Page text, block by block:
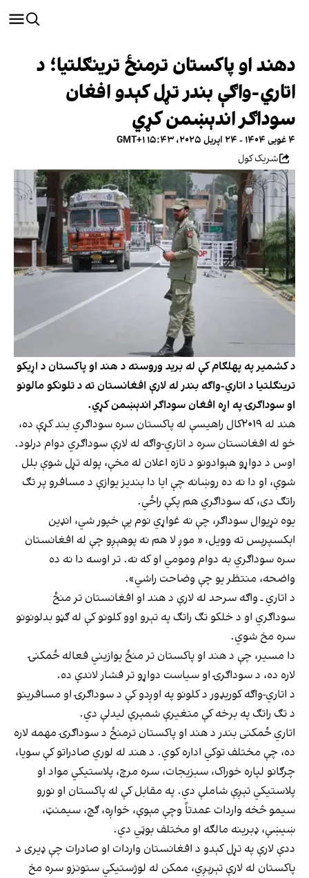
دهند او پاکستان ترمنځ ترینګلتیا؛ د
اتاري-واګې بندر تړل کېدو افغان
سوداګر اندېښمن کړي
۴ غویی ۱۴۰۴ - ۲۴ اپریل ۲۰۲۵، ۱۵:۴۳ GMT+۱
شریک کول
د کشمیر په پهلګام کې له برید وروسته د هند او پاکستان د اړیکو
ترینګلتیا د اتاري-واګه بندر له لارې افغانستان ته د تلونکو مالونو
او سوداګرۍ په اړه افغان سوداګر اندېښمن کړي.
هند له ۲۰۱۹کال راهیسې له پاکستان سره سوداګري بند کړې ده،
خو له افغانستان سره د اتاري-واګه له لارې سوداګري دوام درلود.
اوس د دواړو هېوادونو د تازه اعلان له مخې، پوله تړل شوې بلل
شوې، او دا نه ده روښانه چې ایا دا بندیز یوازې د مسافرو پر تګ
راتګ دی، که سوداګري هم پکې راځي.
یوه نړیوال سوداګر، چې نه غواړي نوم یې خپور شي، انډین
اېکسپرېس ته وویل، « موږ لا هم نه پوهېږو چې له افغانستان
سره سوداګري به دوام ومومي او که نه. تر اوسه دا نه ده
واضحه، منتظر یو چې وضاحت راشي».
د اتاري ـ واګه سرحد له لارې د هند او افغانستان تر منځ
سوداګري او د خلکو تګ راتګ په تېرو اوو کلونو کې له ګڼو بدلونونو
سره مخ شوي.
دا مسیر، چې د هند او پاکستان تر منځ یوازیني فعاله ځمکنۍ
لاره ده، د سوداګرۍ او سیاست دواړو تر فشار لاندې ده.
د اتاري-واګه کوریډور د کلونو په اوږدو کې د سوداګرۍ او مسافرینو
د تګ راتګ په برخه کې متغیرې شمېرې لیدلې دي.
اتاري ځمکنی بندر د هند او پاکستان ترمنځ د سوداګرۍ مهمه لاره
ده، چې مختلف توکي اداره کوي. د هند له لوري صادراتو کې سویا،
چرګانو لپاره خوراک، سبزيجات، سره مرچ، پلاستیکي مواد او
پلاستیکي تېږې شاملې دي. په مقابل کې له پاکستان او نورو
سیمو څخه واردات عمدتاً وچې مېوې، خواږه، ګچ، سیمنټ،
ښیښې، ډبرینه مالګه او مختلف بوټي دي.
ددې لارې په تړل کېدو د افغانستان واردات او صادرات چې ډیری د
پاکستان له لارې تېرېږي، ممکن له لوژستیکي ستونزو سره مخ